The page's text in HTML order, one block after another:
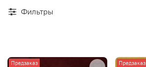
Фильтры
Предзаказ Предзаказ